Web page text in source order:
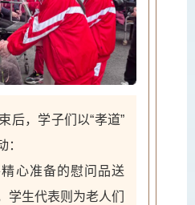
后，学子们以“孝道”
：
心准备的慰问品送
学生代表则为老人们